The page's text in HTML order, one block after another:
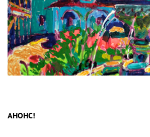
АНОНС!